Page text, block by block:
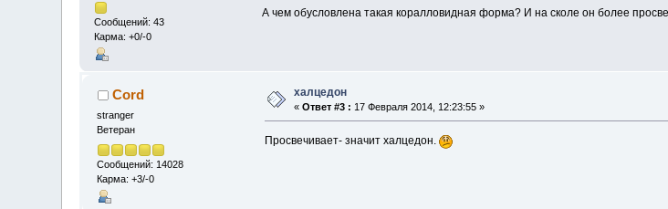
Сообщений: 43
Карма: +0/-0
А чем обусловлена такая коралловидная форма? И на сколе он более
Cord
stranger
Ветеран
Сообщений: 14028
Карма: +3/-0
халцедон
«Ответ #3 : 17 Февраля 2014, 12:23:55 »
Просвечивает- значит халцедон.